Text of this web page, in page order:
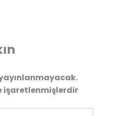
işaretlenmişlerdir